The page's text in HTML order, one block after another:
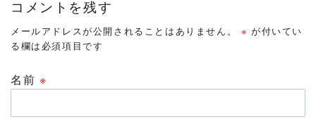
コメントを残す
メールアドレスが公開されることはありません。 ※ が付いてい
る欄は必須項目です
名前 ※